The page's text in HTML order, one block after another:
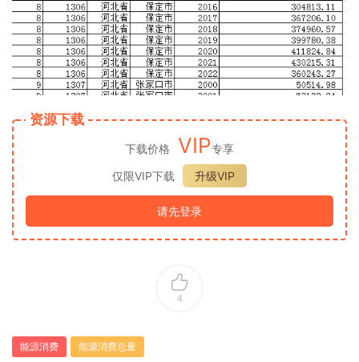
资源下载
下载价格 VIP专享
仅限VIP下载
升级VIP
请先登录
4
能源消费 能源消费总量